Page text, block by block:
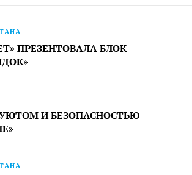
ПРЕЗЕНТОВАЛА БЛОК
И БЕЗОПАСНОСТЬЮ